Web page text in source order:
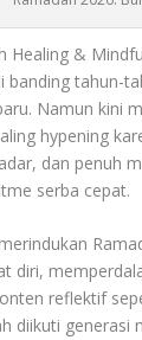
Healing &
banding tahun-
Namun kini
hypening
dan penuh
serba cepat.
reflektif
diikuti